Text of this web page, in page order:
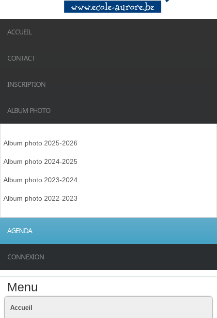
ACCUEIL
CONTACT
INSCRIPTION
ALBUM PHOTO
Album photo 2025-2026
Album photo 2024-2025
Album photo 2023-2024
Album photo 2022-2023
AGENDA
CONNEXION
Menu
Accueil